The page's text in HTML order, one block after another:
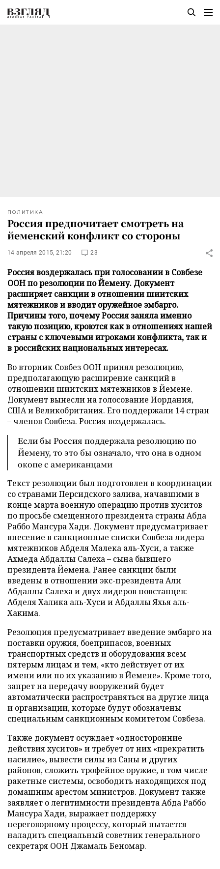
ПОЛИТИКА
Россия предпочитает смотреть на
йеменский конфликт со стороны
14 апреля 2015, 21:20 23
Россия воздержалась при голосовании в Совбезе
ООН по резолюции по Йемену. Документ
расширяет санкции в отношении шиитских
мятежников и вводит оружейное эмбарго.
Причины того, почему Россия заняла именно
такую позицию, кроются как в отношениях нашей
страны с ключевыми игроками конфликта, так и
в российских национальных интересах.
Во вторник Совбез ООН принял резолюцию,
предполагающую расширение санкций в
отношении шиитских мятежников в Йемене.
Документ вынесли на голосование Иордания,
США и Великобритания. Его поддержали 14 стран
– членов Совбеза. Россия воздержалась.
Если бы Россия поддержала резолюцию по
Йемену, то это бы означало, что она в одном
окопе с американцами
Текст резолюции был подготовлен в координации
со странами Персидского залива, начавшими в
конце марта военную операцию против хуситов
по просьбе смещенного президента страны Абда
Раббо Мансура Хади. Документ предусматривает
внесение в санкционные списки Совбеза лидера
мятежников Абделя Малека аль-Хуси, а также
Ахмеда Абдаллы Салеха – сына бывшего
президента Йемена. Ранее санкции были
введены в отношении экс-президента Али
Абдаллы Салеха и двух лидеров повстанцев:
Абделя Халика аль-Хуси и Абдаллы Яхья аль-
Хакима.
Резолюция предусматривает введение эмбарго на
поставки оружия, боеприпасов, военных
транспортных средств и оборудования всем
пятерым лицам и тем, «кто действует от их
имени или по их указанию в Йемене». Кроме того,
запрет на передачу вооружений будет
автоматически распространяться на другие лица
и организации, которые будут обозначены
специальным санкционным комитетом Совбеза.
Также документ осуждает «односторонние
действия хуситов» и требует от них «прекратить
насилие», вывести силы из Саны и других
районов, сложить трофейное оружие, в том числе
ракетные системы, освободить находящихся под
домашним арестом министров. Документ также
заявляет о легитимности президента Абда Раббо
Мансура Хади, выражает поддержку
переговорному процессу, который пытается
наладить специальный советник генерального
секретаря ООН Джамаль Беномар.